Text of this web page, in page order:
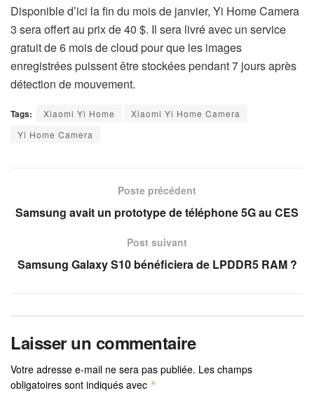
Disponible d’ici la fin du mois de janvier, Yi Home Camera
3 sera offert au prix de 40 $. Il sera livré avec un service
gratuit de 6 mois de cloud pour que les images
enregistrées puissent être stockées pendant 7 jours après
détection de mouvement.
Tags: Xiaomi Yi Home
Xiaomi Yi Home Camera
Yi Home Camera
Poste précédent
Samsung avait un prototype de téléphone 5G au CES
Post suivant
Samsung Galaxy S10 bénéficiera de LPDDR5 RAM ?
Laisser un commentaire
Votre adresse e-mail ne sera pas publiée. Les champs
obligatoires sont indiqués avec *